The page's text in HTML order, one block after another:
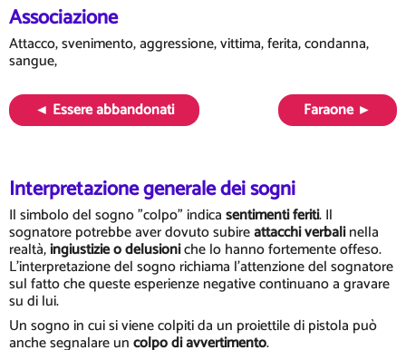
Associazione
Attacco, svenimento, aggressione, vittima, ferita, condanna,
sangue,
◄ Essere abbandonati
Faraone ►
Interpretazione generale dei sogni
Il simbolo del sogno "colpo" indicasentimenti feriti. Il
sognatore potrebbe aver dovuto subireattacchi verbalinella
realtà,ingiustizie o delusioniche lo hanno fortemente offeso.
L'interpretazione del sogno richiama l'attenzione del sognatore
sul fatto che queste esperienze negative continuano a gravare
su di lui.
Un sogno in cui si viene colpiti da un proiettile di pistola può
anche segnalare uncolpo di avvertimento.